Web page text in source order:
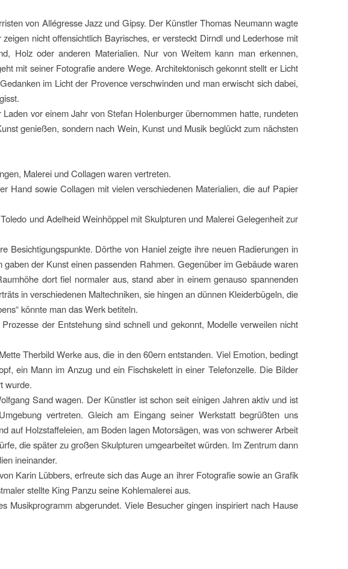
von Allégresse Jazz und Gipsy. Der Künstler Thomas Neumann wagte
nicht offensichtlich Bayrisches, er versteckt Dirndl und Lederhose mit
Holz oder anderen Materialien. Nur von Weitem kann man erkennen,
mit seiner Fotografie andere Wege. Architektonisch gekonnt stellt er Licht
im Licht der Provence verschwinden und man erwischt sich dabei,
vor einem Jahr von Stefan Holenburger übernommen hatte, rundeten
genießen, sondern nach Wein, Kunst und Musik beglückt zum nächsten
Malerei und Collagen waren vertreten.
Hand sowie Collagen mit vielen verschiedenen Materialien, die auf Papier
und Adelheid Weinhöppel mit Skulpturen und Malerei Gelegenheit zur
Besichtigungspunkte. Dörthe von Haniel zeigte ihre neuen Radierungen in
der Kunst einen passenden Rahmen. Gegenüber im Gebäude waren
dort fiel normaler aus, stand aber in einem genauso spannenden
in verschiedenen Maltechniken, sie hingen an dünnen Kleiderbügeln, die
könnte man das Werk betiteln.
der Entstehung sind schnell und gekonnt, Modelle verweilen nicht
Therbild Werke aus, die in den 60ern entstanden. Viel Emotion, bedingt
ein Mann im Anzug und ein Fischskelett in einer Telefonzelle. Die Bilder
wurde.
Sand wagen. Der Künstler ist schon seit einigen Jahren aktiv und ist
vertreten. Gleich am Eingang seiner Werkstatt begrüßten uns
auf Holzstaffeleien, am Boden lagen Motorsägen, was von schwerer Arbeit
die später zu großen Skulpturen umgearbeitet würden. Im Zentrum dann
ineinander.
Karin Lübbers, erfreute sich das Auge an ihrer Fotografie sowie an Grafik
stellte King Panzu seine Kohlemalerei aus.
Musikprogramm abgerundet. Viele Besucher gingen inspiriert nach Hause